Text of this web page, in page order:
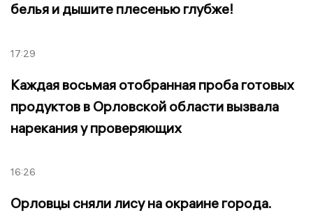
белья и дышите плесенью глубже!
17:29
Каждая восьмая отобранная проба готовых
продуктов в Орловской области вызвала
нарекания у проверяющих
16:26
Орловцы сняли лису на окраине города.